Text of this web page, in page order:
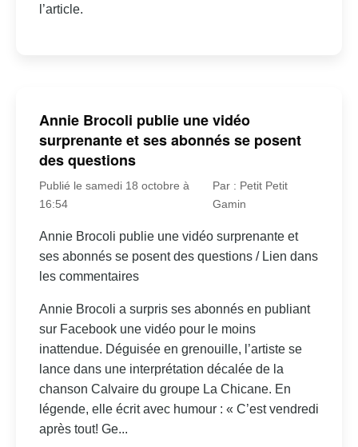
l’article.
Annie Brocoli publie une vidéo
surprenante et ses abonnés se posent
des questions
Publié le samedi 18 octobre à
16:54
Par : Petit Petit
Gamin
Annie Brocoli publie une vidéo surprenante et
ses abonnés se posent des questions / Lien dans
les commentaires
Annie Brocoli a surpris ses abonnés en publiant
sur Facebook une vidéo pour le moins
inattendue. Déguisée en grenouille, l’artiste se
lance dans une interprétation décalée de la
chanson Calvaire du groupe La Chicane. En
légende, elle écrit avec humour : « C’est vendredi
après tout! Ge...